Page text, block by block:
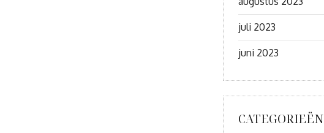
juli 2023
juni 2023
CATEGORIEËN